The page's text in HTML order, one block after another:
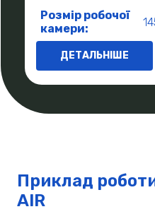
ДЕТАЛЬНІШЕ
Розмір робочої
камери:
Приклад
AIR